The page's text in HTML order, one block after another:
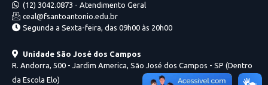
(12) 3042.0873 - Atendimento Geral
ceal@fsantoantonio.edu.br
Segunda a Sexta-feira, das 09h00 às 20h00
Unidade São José dos Campos
R. Andorra, 500 - Jardim America, São José dos Campos - SP (Dentro
da Escola Elo)